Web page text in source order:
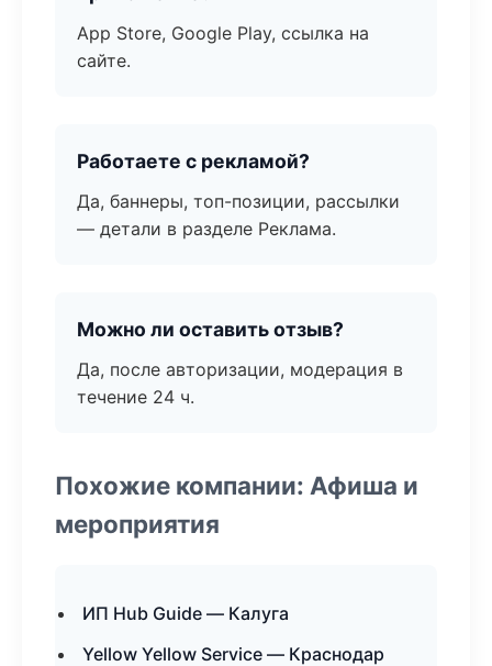
App Store, Google Play, ссылка на
сайте.
Работаете с рекламой?
Да, баннеры, топ-позиции, рассылки
— детали в разделе Реклама.
Можно ли оставить отзыв?
Да, после авторизации, модерация в
течение 24 ч.
Похожие компании: Афиша и
мероприятия
ИП Hub Guide — Калуга
Yellow Yellow Service — Краснодар